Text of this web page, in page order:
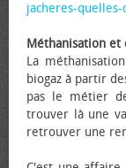
jacheres-
Méthanisation
La
biogaz à partir
pas le métier
trouver là une
retrouver une